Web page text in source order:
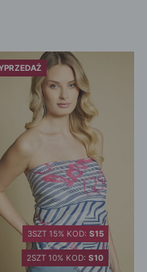
2SZT 10% KOD: S10
3SZT 15% KOD: S15